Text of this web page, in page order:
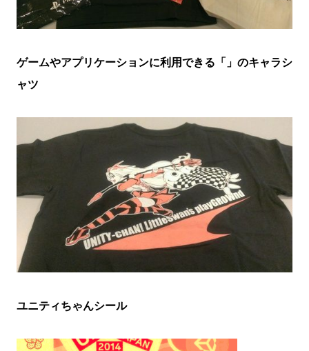
ゲームやアプリケーションに利用できる「」のキャラシ
ャツ
ユニティちゃんシール